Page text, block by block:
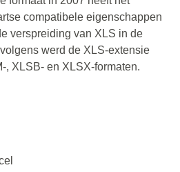
compatibele eigenschappen
verspreiding van XLS in de
werd de XLS-extensie
, XLSB- en XLSX-formaten.